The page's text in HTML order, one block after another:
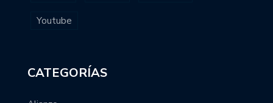
Youtube
CATEGORÍAS